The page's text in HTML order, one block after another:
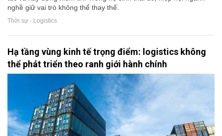
nghề giữ vai trò không thể thay thế.
Thời sự - Logistics
Hạ tầng vùng kinh tế trọng điểm: logistics không
thể phát triển theo ranh giới hành chính